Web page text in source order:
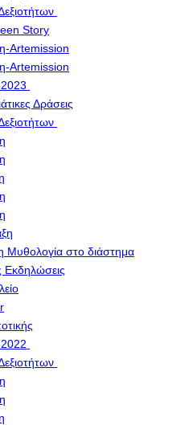
Story
Artemission
Artemission
Δράσεις
Μυθολογία στο διάστημα
Εκδηλώσεις